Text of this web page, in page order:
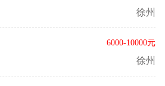
徐州
6000-10000元
徐州